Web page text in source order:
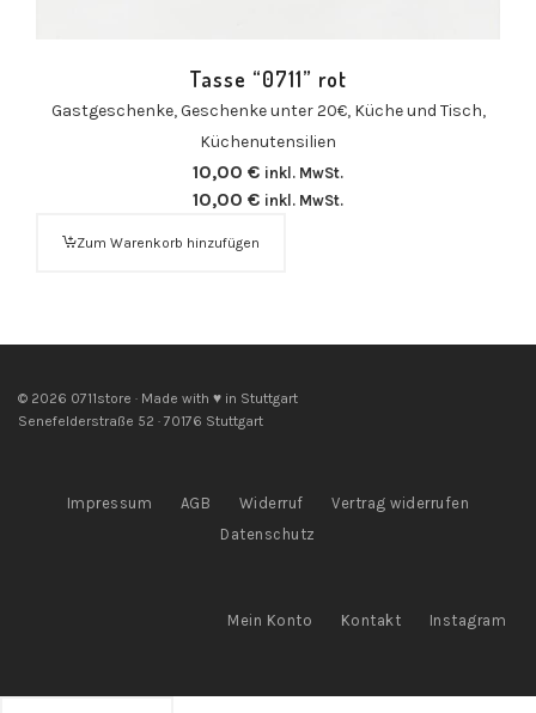
Tasse “0711” rot
Gastgeschenke,Geschenke unter 20€, Küche und Tisch,
Küchenutensilien
10,00 € inkl. MwSt.
10,00 € inkl. MwSt.
Zum Warenkorb hinzufügen
© 2026 0711store · Made with ♥ in Stuttgart
Senefelderstraße 52 · 70176 Stuttgart
Impressum AGB Widerruf
Vertrag widerrufen
Datenschutz
Mein Konto Kontakt Instagram